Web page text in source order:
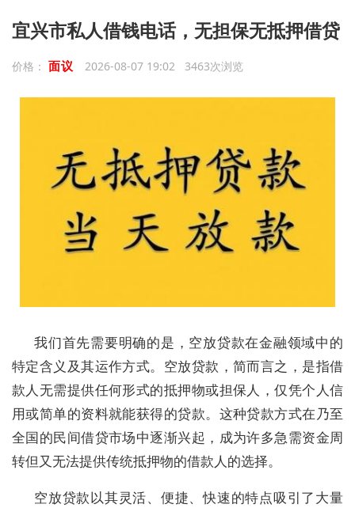
‌宜兴市‌私人借钱电话，无担保无抵押借贷
价格： 面议 2026-08-07 19:02 3463次浏览
我们首先需要明确的是，空放贷款在金融领域中的
特定含义及其运作方式。空放贷款，简而言之，是指借
款人无需提供任何形式的抵押物或担保人，仅凭个人信
用或简单的资料就能获得的贷款。这种贷款方式在乃至
全国的民间借贷市场中逐渐兴起，成为许多急需资金周
转但又无法提供传统抵押物的借款人的选择。
空放贷款以其灵活、便捷、快速的特点吸引了大量